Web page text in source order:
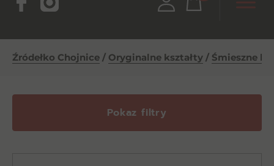
Źródełko Chojnice / Oryginalne kształty / Śmieszne
Pokaz filtry